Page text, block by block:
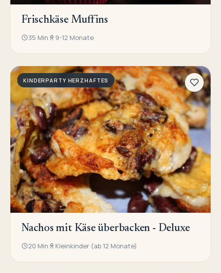
Frischkäse Muffins
35 Min 9-12 Monate
KINDERPARTY HERZHAFTES
Nachos mit Käse überbacken - Deluxe
20 Min Kleinkinder (ab 12 Monate)